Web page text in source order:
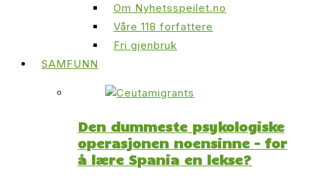
Om Nyhetsspeilet.no
Våre 118 forfattere
Fri gjenbruk
SAMFUNN
Den dummeste psykologiske
operasjonen noensinne – for
å lære Spania en lekse?